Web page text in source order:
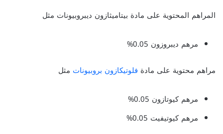
المراهم المحتوية على مادة بيتاميثازون ديبروبيونات مثل
مرهم ديبروزون 0.05%
مراهم محتوية على مادة فلوتيكازون بروبيونات مثل
مرهم كيوتازون 0.05%
مرهم كيوتيفيت 0.05%